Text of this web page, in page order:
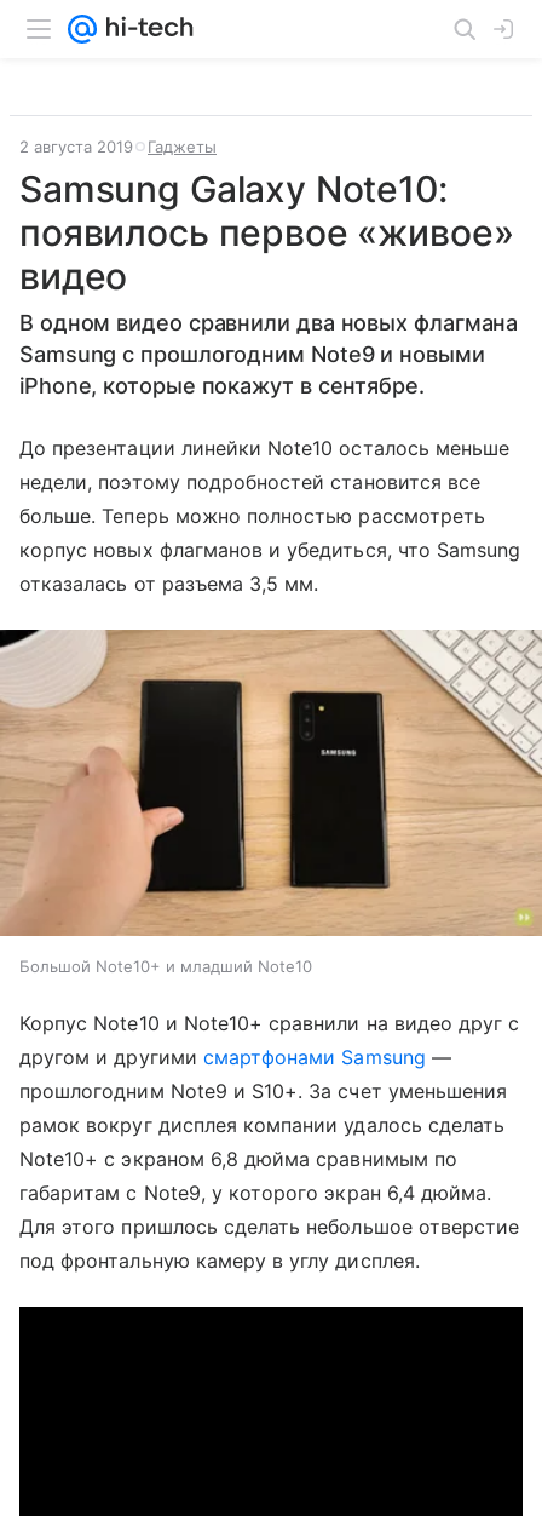
2 августа 2019 Гаджеты
Samsung Galaxy Note10:
появилось первое «живое»
видео
В одном видео сравнили два новых флагмана
Samsung с прошлогодним Note9 и новыми
iPhone, которые покажут в сентябре.
До презентации линейки Note10 осталось меньше
недели, поэтому подробностей становится все
больше. Теперь можно полностью рассмотреть
корпус новых флагманов и убедиться, что Samsung
отказалась от разъема 3,5 мм.
Большой Note10+ и младший Note10
Корпус Note10 и Note10+ сравнили на видео друг с
другом и другими смартфонами Samsung —
прошлогодним Note9 и S10+. За счет уменьшения
рамок вокруг дисплея компании удалось сделать
Note10+ с экраном 6,8 дюйма сравнимым по
габаритам с Note9, у которого экран 6,4 дюйма.
Для этого пришлось сделать небольшое отверстие
под фронтальную камеру в углу дисплея.